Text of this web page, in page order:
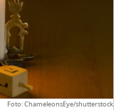
Foto: ChameleonsEye/shutterstock